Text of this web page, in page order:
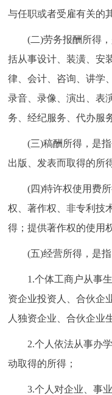
与任职或者受雇有关的
(二)劳务报酬所得，
括从事设计、装潢、安
律、会计、咨询、讲学
录音、录像、演出、表
务、经纪服务、代办服
(三)稿酬所得，是指
出版、发表而取得的所
(四)特许权使用费所
权、著作权、非专利技
得；提供著作权的使用
(五)经营所得，是指
1.个体工商户从事生
资企业投资人、合伙企
人独资企业、合伙企业
2.个人依法从事办学
动取得的所得；
3.个人对企业、事业